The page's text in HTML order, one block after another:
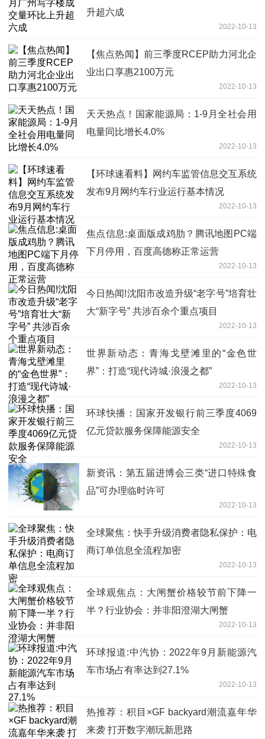
升超六成
2022-10-13
【焦点热闻】前三季度RCEP助力河北企
业出口享惠2100万元
2022-10-13
天天热点！国家能源局：1-9月全社会用
电量同比增长4.0%
2022-10-13
【环球速看料】网约车监管信息交互系统
发布9月网约车行业运行基本情况
2022-10-13
焦点信息:桌面版成鸡肋？腾讯地图PC端
下月停用，百度高德称正常运营
2022-10-13
今日热闻!沈阳市改造升级“老字号”培育壮
大“新字号” 共涉百余个重点项目
2022-10-13
世界新动态：青海戈壁滩里的“金色世
界”：打造“现代诗城·浪漫之都”
2022-10-13
环球快播：国家开发银行前三季度4069
亿元贷款服务保障能源安全
2022-10-13
新资讯：第五届进博会三类“进口特殊食
品”可办理临时许可
2022-10-13
全球聚焦：快手升级消费者隐私保护：电
商订单信息全流程加密
2022-10-13
全球观焦点：大闸蟹价格较节前下降一
半？行业协会：并非阳澄湖大闸蟹
2022-10-13
环球报道:中汽协：2022年9月新能源汽
车市场占有率达到27.1%
2022-10-13
热推荐：积目×GF backyard潮流嘉年华
来袭 打开数字潮玩新思路